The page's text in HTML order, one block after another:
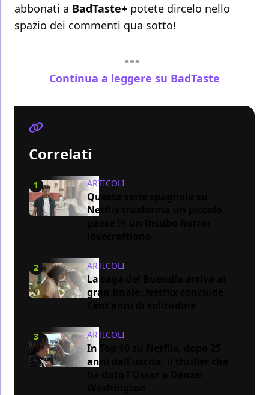
abbonati a BadTaste+ potete dircelo nello
spazio dei commenti qua sotto!
Continua a leggere su BadTaste
Correlati
1 ARTICOLI
Questa serie spagnola su
Netflix trasforma un piccolo
2 ARTICOLI
La saga dei Buendía arriva al
gran finale: Netflix conclude
3 ARTICOLI
In Top 10 su Netflix, dopo 25
anni dall'uscita, il thriller che